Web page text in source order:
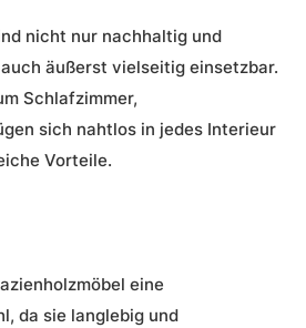
nicht nur nachhaltig und
äußerst vielseitig einsetzbar.
Schlafzimmer,
sich nahtlos in jedes Interieur
Vorteile.
eine
da sie langlebig und